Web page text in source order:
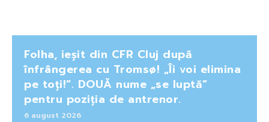
Folha, ieșit din CFR Cluj după
înfrângerea cu Tromsø! „Îi voi elimina
pe toți!”. DOUĂ nume „se luptă”
pentru poziția de antrenor.
6 august 2026